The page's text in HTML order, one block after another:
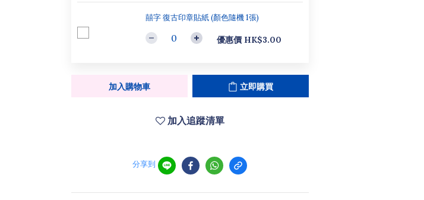
囍字 復古印章貼紙 (顏色隨機 1張)
優惠價 HK$3.00
加入購物車 立即購買
加入追蹤清單
分享到